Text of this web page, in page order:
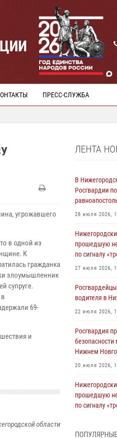
ПРЕСС-СЛУЖБА
угрожавшего
в одной из
К
гражданка
злоумышленник
супруге.
69-
и
области
ЛЕНТА
В
Росгвардии
28 июля 2026,
прошедшую
по сигналу
27 июля 2026,
водителя в
22 июля 2026,
Росгвардия
безопасности
Нижнем
20 июля 2026,
прошедшую
по сигналу